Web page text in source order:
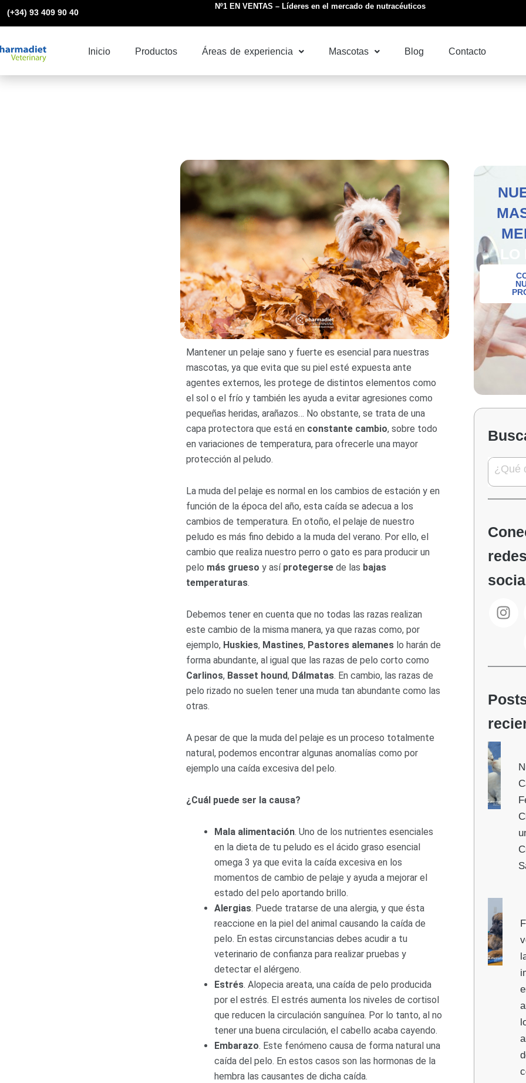
(+34) 93 409 90 40
Nº1 EN VENTAS – Líderes en el mercado de nutracéuticos
Inicio Productos Áreas de experiencia Mascotas Blog Contacto
Mantener un pelaje sano y fuerte es esencial para nuestras
mascotas, ya que evita que su piel esté expuesta ante
agentes externos, les protege de distintos elementos como
el sol o el frío y también les ayuda a evitar agresiones como
pequeñas heridas, arañazos… No obstante, se trata de una
capa protectora que está en constante cambio, sobre todo
en variaciones de temperatura, para ofrecerle una mayor
protección al peludo.
La muda del pelaje es normal en los cambios de estación y en
función de la época del año, esta caída se adecua a los
cambios de temperatura. En otoño, el pelaje de nuestro
peludo es más fino debido a la muda del verano. Por ello, el
cambio que realiza nuestro perro o gato es para producir un
pelo más grueso y así protegerse de las bajas
temperaturas.
Debemos tener en cuenta que no todas las razas realizan
este cambio de la misma manera, ya que razas como, por
ejemplo, Huskies, Mastines, Pastores alemanes lo harán de
forma abundante, al igual que las razas de pelo corto como
Carlinos, Basset hound, Dálmatas. En cambio, las razas de
pelo rizado no suelen tener una muda tan abundante como las
otras.
A pesar de que la muda del pelaje es un proceso totalmente
natural, podemos encontrar algunas anomalías como por
ejemplo una caída excesiva del pelo.
¿Cuál puede ser la causa?
Mala alimentación. Uno de los nutrientes esenciales
en la dieta de tu peludo es el ácido graso esencial
omega 3 ya que evita la caída excesiva en los
momentos de cambio de pelaje y ayuda a mejorar el
estado del pelo aportando brillo.
Alergias. Puede tratarse de una alergia, y que ésta
reaccione en la piel del animal causando la caída de
pelo. En estas circunstancias debes acudir a tu
veterinario de confianza para realizar pruebas y
detectar el alérgeno.
Estrés. Alopecia areata, una caída de pelo producida
por el estrés. El estrés aumenta los niveles de cortisol
que reducen la circulación sanguínea. Por lo tanto, al no
tener una buena circulación, el cabello acaba cayendo.
Embarazo. Este fenómeno causa de forma natural una
caída del pelo. En estos casos son las hormonas de la
hembra las causantes de dicha caída.
redes
I
n
a
r
a
m